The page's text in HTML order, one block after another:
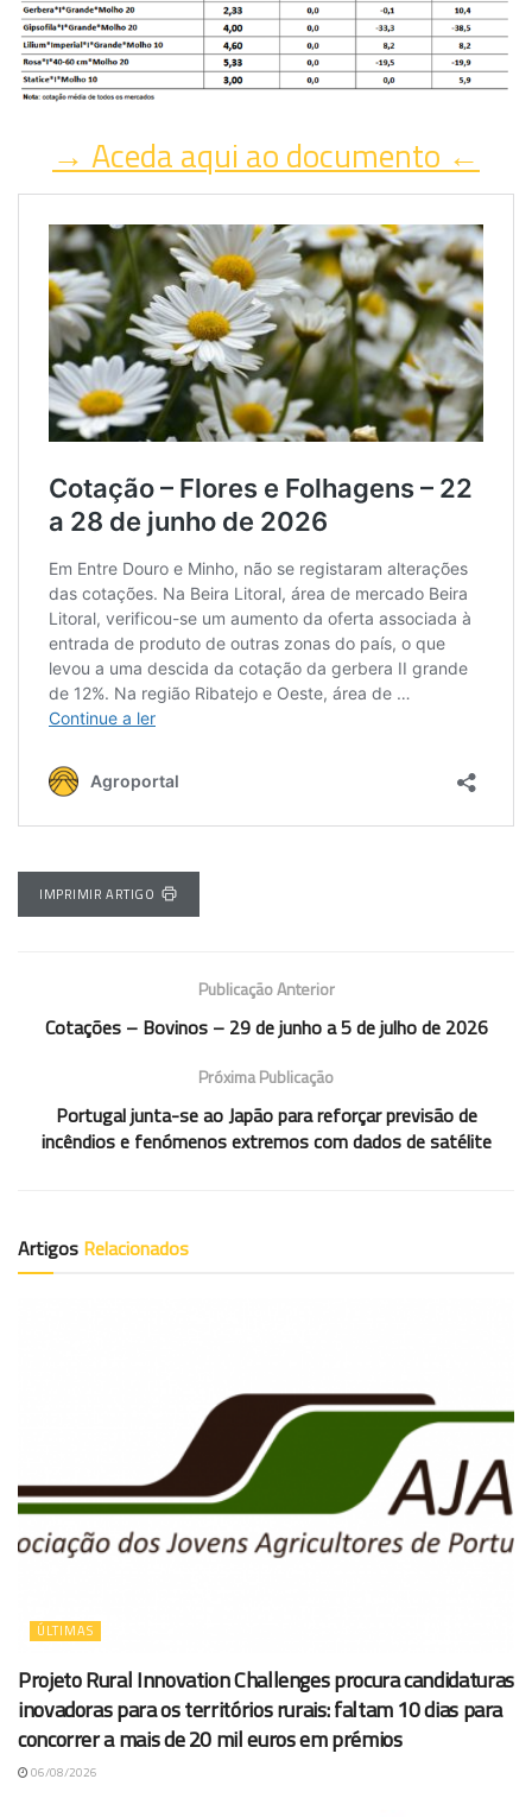
→ Aceda aqui ao documento ←
IMPRIMIR ARTIGO
Publicação Anterior
Cotações – Bovinos – 29 de junho a 5 de julho de 2026
Próxima Publicação
Portugal junta-se ao Japão para reforçar previsão de
incêndios e fenómenos extremos com dados de satélite
Artigos Relacionados
ÚLTIMAS
Projeto Rural Innovation Challenges procura candidaturas
inovadoras para os territórios rurais: faltam 10 dias para
concorrer a mais de 20 mil euros em prémios
06/08/2026